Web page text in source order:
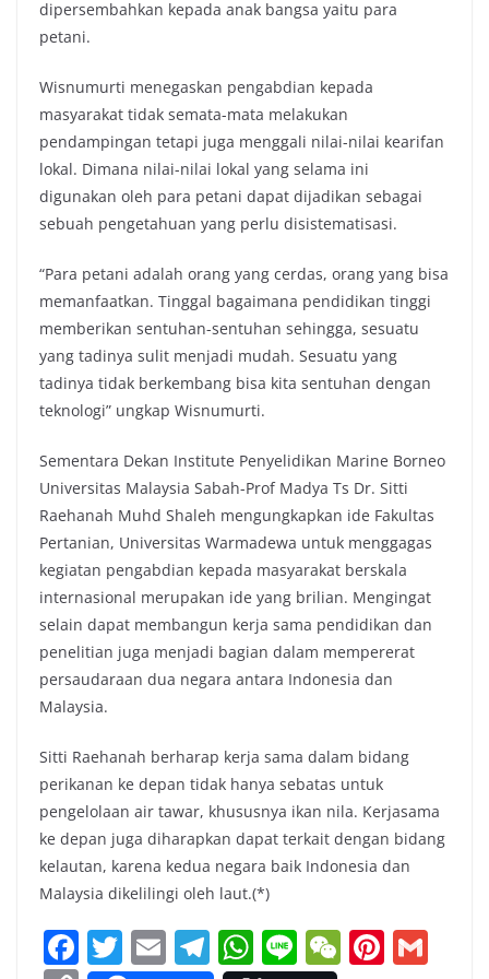
dipersembahkan kepada anak bangsa yaitu para
petani.
Wisnumurti menegaskan pengabdian kepada
masyarakat tidak semata-mata melakukan
pendampingan tetapi juga menggali nilai-nilai kearifan
lokal. Dimana nilai-nilai lokal yang selama ini
digunakan oleh para petani dapat dijadikan sebagai
sebuah pengetahuan yang perlu disistematisasi.
“Para petani adalah orang yang cerdas, orang yang bisa
memanfaatkan. Tinggal bagaimana pendidikan tinggi
memberikan sentuhan-sentuhan sehingga, sesuatu
yang tadinya sulit menjadi mudah. Sesuatu yang
tadinya tidak berkembang bisa kita sentuhan dengan
teknologi” ungkap Wisnumurti.
Sementara Dekan Institute Penyelidikan Marine Borneo
Universitas Malaysia Sabah-Prof Madya Ts Dr. Sitti
Raehanah Muhd Shaleh mengungkapkan ide Fakultas
Pertanian, Universitas Warmadewa untuk menggagas
kegiatan pengabdian kepada masyarakat berskala
internasional merupakan ide yang brilian. Mengingat
selain dapat membangun kerja sama pendidikan dan
penelitian juga menjadi bagian dalam mempererat
persaudaraan dua negara antara Indonesia dan
Malaysia.
Sitti Raehanah berharap kerja sama dalam bidang
perikanan ke depan tidak hanya sebatas untuk
pengelolaan air tawar, khususnya ikan nila. Kerjasama
ke depan juga diharapkan dapat terkait dengan bidang
kelautan, karena kedua negara baik Indonesia dan
Malaysia dikelilingi oleh laut.(*)
F T E T W Li W Pi